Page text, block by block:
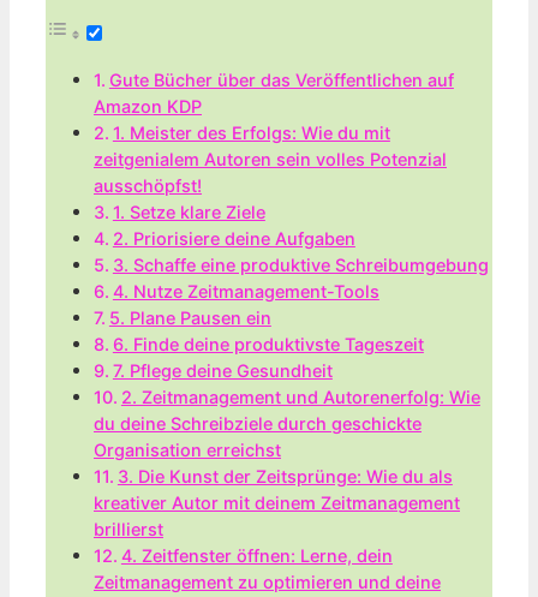
Gute Bücher über das Veröffentlichen auf
Amazon KDP
1. Meister des Erfolgs: Wie du mit
zeitgenialem Autoren sein volles Potenzial
ausschöpfst!
1. Setze klare Ziele
2. Priorisiere deine Aufgaben
3. Schaffe eine produktive Schreibumgebung
4. Nutze Zeitmanagement-Tools
5. Plane Pausen ein
6. Finde deine produktivste Tageszeit
7. Pflege deine Gesundheit
2. Zeitmanagement und Autorenerfolg: Wie
du deine Schreibziele durch geschickte
Organisation erreichst
3. Die Kunst der Zeitsprünge: Wie du als
kreativer Autor mit deinem Zeitmanagement
brillierst
4. Zeitfenster öffnen: Lerne, dein
Zeitmanagement zu optimieren und deine